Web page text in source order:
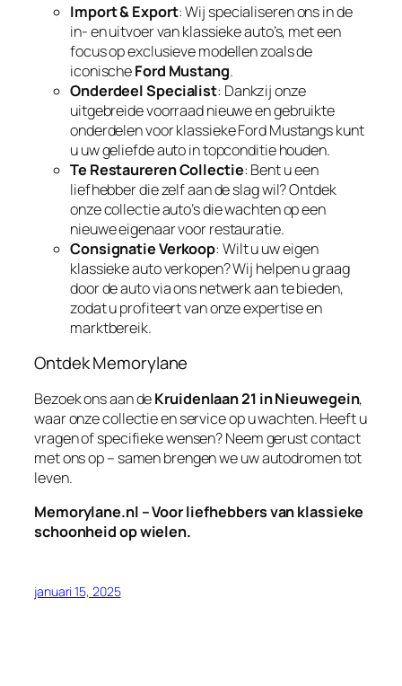
Import & Export: Wij specialiseren ons in de
in- en uitvoer van klassieke auto’s, met een
focus op exclusieve modellen zoals de
iconischeFord Mustang.
Onderdeel Specialist: Dankzij onze
uitgebreide voorraad nieuwe en gebruikte
onderdelen voor klassieke Ford Mustangs kunt
u uw geliefde auto in topconditie houden.
Te Restaureren Collectie: Bent u een
liefhebber die zelf aan de slag wil? Ontdek
onze collectie auto’s die wachten op een
nieuwe eigenaar voor restauratie.
Consignatie Verkoop: Wilt u uw eigen
klassieke auto verkopen? Wij helpen u graag
door de auto via ons netwerk aan te bieden,
zodat u profiteert van onze expertise en
marktbereik.
Ontdek Memorylane
Bezoek ons aan deKruidenlaan 21 in Nieuwegein,
waar onze collectie en service op u wachten. Heeft u
vragen of specifieke wensen? Neem gerust contact
met ons op – samen brengen we uw autodromen tot
leven.
Memorylane.nl – Voor liefhebbers van klassieke
schoonheid op wielen.
januari 15, 2025